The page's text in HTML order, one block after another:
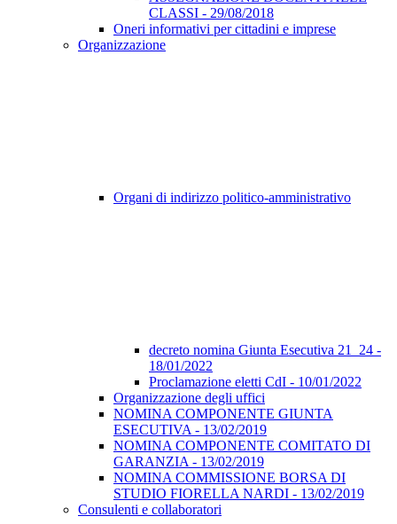
CLASSI - 29/08/2018
Oneri informativi per cittadini e imprese
Organizzazione
Organi di indirizzo politico-amministrativo
decreto nomina Giunta Esecutiva 21_24 -
18/01/2022
Proclamazione eletti CdI - 10/01/2022
Organizzazione degli uffici
NOMINA COMPONENTE GIUNTA
ESECUTIVA - 13/02/2019
NOMINA COMPONENTE COMITATO DI
GARANZIA - 13/02/2019
NOMINA COMMISSIONE BORSA DI
STUDIO FIORELLA NARDI - 13/02/2019
Consulenti e collaboratori